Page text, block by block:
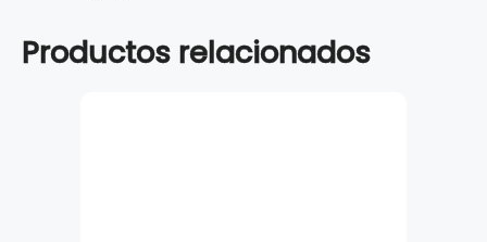
Productos relacionados